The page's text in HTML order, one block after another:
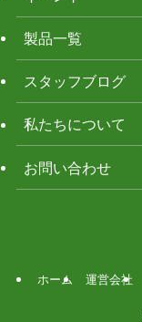
製品一覧
スタッフブログ
私たちについて
お問い合わせ
ホーム 運営会社